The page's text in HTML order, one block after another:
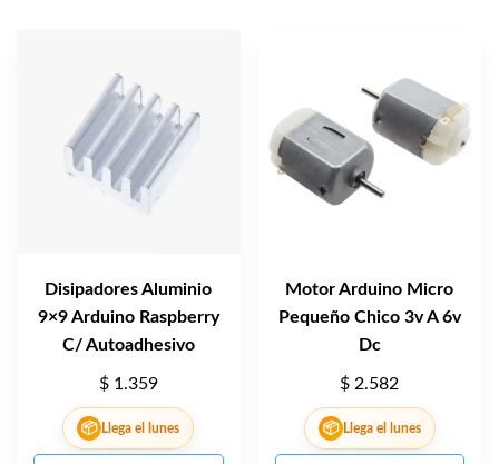
Disipadores Aluminio
9×9 Arduino Raspberry
C/ Autoadhesivo
$1.359
📦 Llega el lunes
Motor Arduino Micro
Pequeño Chico 3v A 6v
Dc
$ 2.582
📦 Llega el lunes